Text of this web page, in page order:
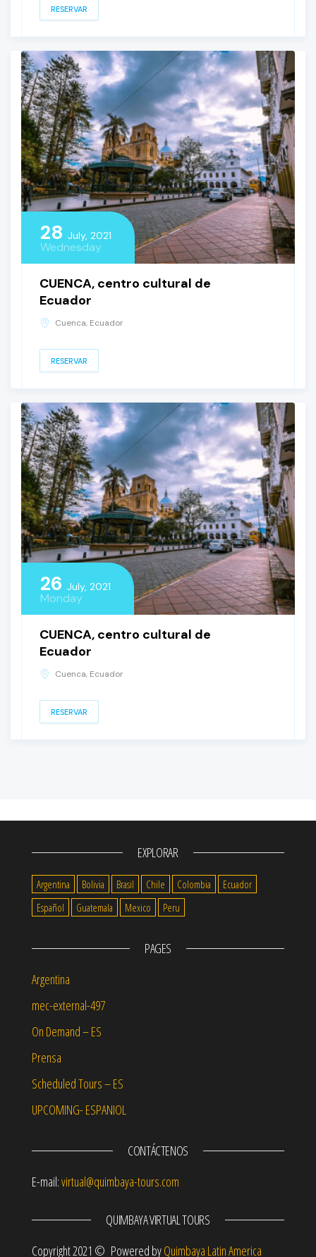
RESERVAR
28 July, 2021
Wednesday
CUENCA, centro cultural de
Ecuador
Cuenca, Ecuador
RESERVAR
26 July, 2021
Monday
CUENCA, centro cultural de
Ecuador
Cuenca, Ecuador
RESERVAR
EXPLORAR
Argentina Bolivia Brasil Chile Colombia
Ecuador
Español
Guatemala Mexico Peru
PAGES
Argentina
mec-external-497
On Demand – ES
Prensa
Scheduled Tours – ES
UPCOMING- ESPANIOL
CONTÁCTENOS
E-mail:virtual@quimbaya-tours.com
QUIMBAYA VIRTUAL TOURS
Copyright 2021 © Powered byQuimbaya Latin America